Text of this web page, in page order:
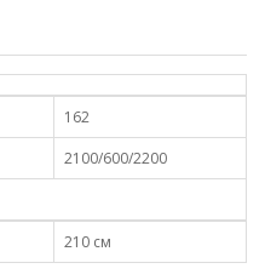
162
2100/600/2200
210 см